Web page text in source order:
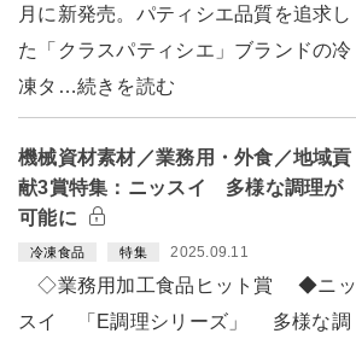
月に新発売。パティシエ品質を追求し
た「クラスパティシエ」ブランドの冷
凍タ…続きを読む
機械資材素材／業務用・外食／地域貢
献3賞特集：ニッスイ 多様な調理が
可能に
冷凍食品 特集 2025.09.11
◇業務用加工食品ヒット賞 ◆ニッ
スイ 「E調理シリーズ」 多様な調